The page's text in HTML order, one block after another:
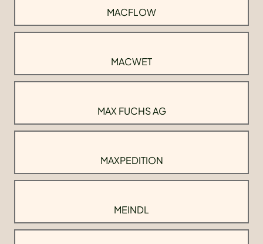
MACFLOW
MACWET
MAX FUCHS AG
MAXPEDITION
MEINDL